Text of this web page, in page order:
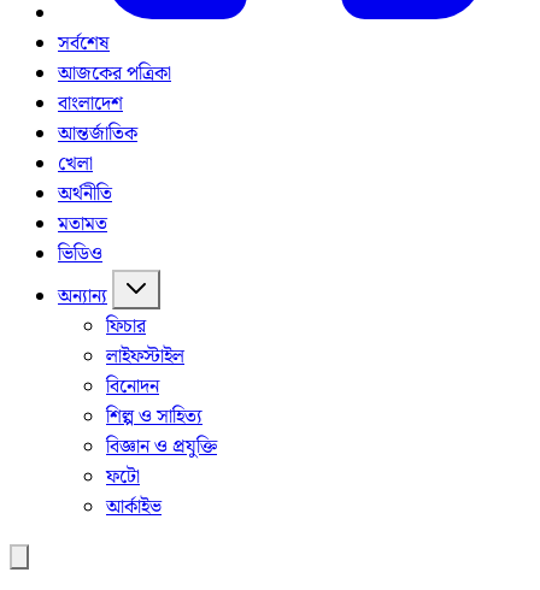
সর্বশেষ
আজকের পত্রিকা
বাংলাদেশ
আন্তর্জাতিক
খেলা
অর্থনীতি
মতামত
ভিডিও
অন্যান্য
ফিচার
লাইফস্টাইল
বিনোদন
শিল্প ও সাহিত্য
বিজ্ঞান ও প্রযুক্তি
ফটো
আর্কাইভ